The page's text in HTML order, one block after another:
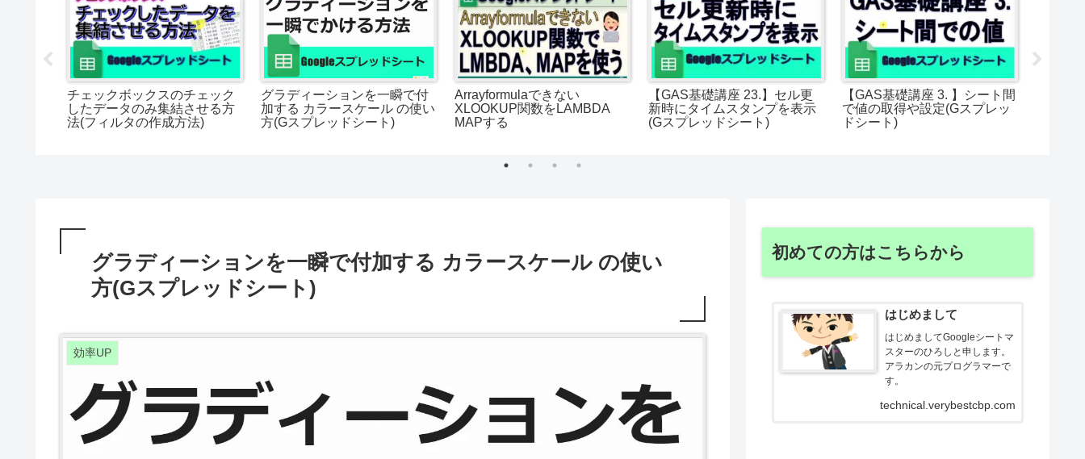
チェックボックスのチェック
したデータのみ集結させる方
法(フィルタの作成方法)
グラディーションを一瞬で付
加する カラースケール の使い
方(Gスプレッドシート)
Arrayformulaできない
XLOOKUP関数をLAMBDA
MAPする
【GAS基礎講座 23.】セル更
新時にタイムスタンプを表示
(Gスプレッドシート)
【GAS基礎講座 3. 】シート間
で値の取得や設定(Gスプレッ
ドシート)
グラディーションを一瞬で付加する カラースケール の使い
方(Gスプレッドシート)
効率UP
初めての方はこちらから
はじめまして
はじめましてGoogleシートマ
スターのひろしと申します。
アラカンの元プログラマーで
す。
technical.verybestcbp.com